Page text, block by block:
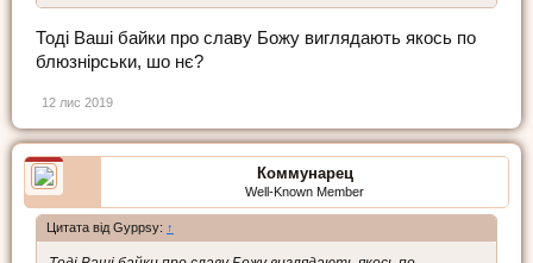
Тоді Ваші байки про славу Божу виглядають якось по
блюзнірськи, шо нє?
12 лис 2019
Коммунарец
Well-Known Member
Цитата від Gyppsy: ↑